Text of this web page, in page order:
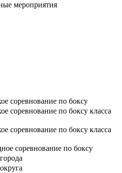
мероприятия
соревнование по боксу
соревнование по боксу класса
соревнование по боксу класса
соревнование по боксу